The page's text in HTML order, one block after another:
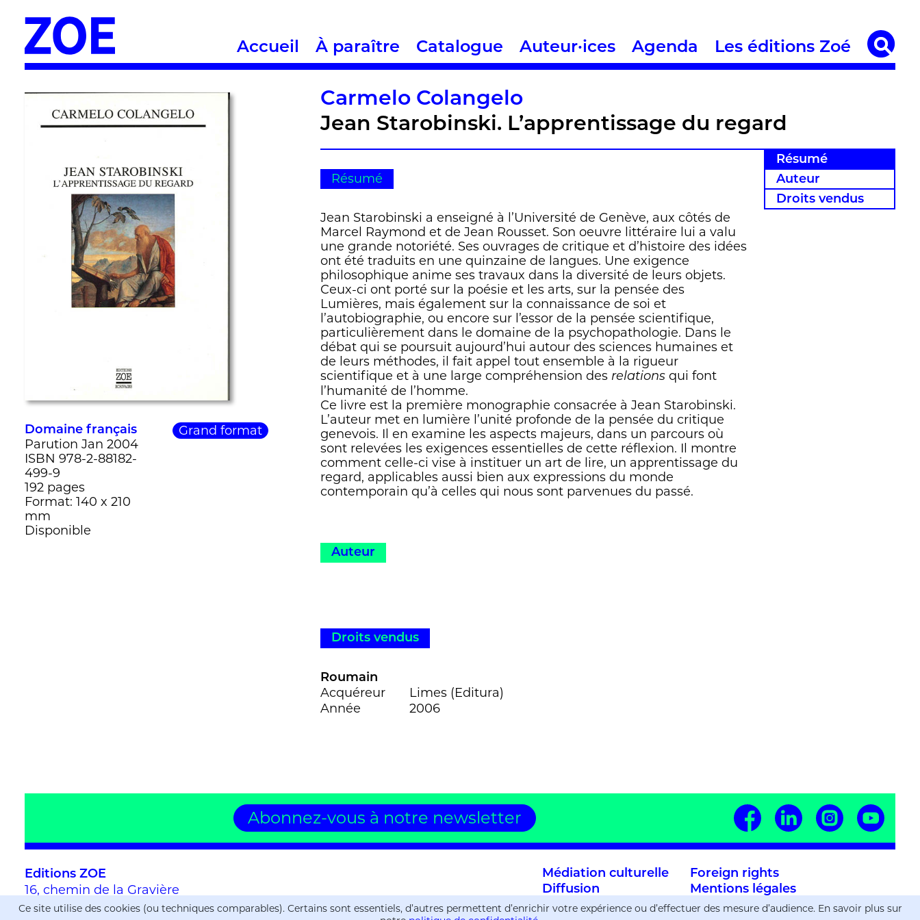
Accueil À paraître Catalogue Auteur·ices Agenda Les éditions Zoé
Domaine français
Parution Jan 2004
ISBN 978-2-88182-
499-9
192 pages
Format: 140 x 210
mm
Disponible
Grand format
Carmelo Colangelo
Jean Starobinski. L’apprentissage du regard
Résumé
Auteur
Droits vendus
Résumé
Jean Starobinski a enseigné à l’Université de Genève, aux côtés de
Marcel Raymond et de Jean Rousset. Son oeuvre littéraire lui a valu
une grande notoriété. Ses ouvrages de critique et d’histoire des idées
ont été traduits en une quinzaine de langues. Une exigence
philosophique anime ses travaux dans la diversité de leurs objets.
Ceux-ci ont porté sur la poésie et les arts, sur la pensée des
Lumières, mais également sur la connaissance de soi et
l’autobiographie, ou encore sur l’essor de la pensée scientifique,
particulièrement dans le domaine de la psychopathologie. Dans le
débat qui se poursuit aujourd’hui autour des sciences humaines et
de leurs méthodes, il fait appel tout ensemble à la rigueur
scientifique et à une large compréhension des relations qui font
l’humanité de l’homme.
Ce livre est la première monographie consacrée à Jean Starobinski.
L’auteur met en lumière l’unité profonde de la pensée du critique
genevois. Il en examine les aspects majeurs, dans un parcours où
sont relevées les exigences essentielles de cette réflexion. Il montre
comment celle-ci vise à instituer un art de lire, un apprentissage du
regard, applicables aussi bien aux expressions du monde
contemporain qu’à celles qui nous sont parvenues du passé.
Auteur
Droits vendus
Roumain
Acquéreur
Limes (Editura)
Année
2006
Abonnez-vous à notre newsletter
Editions ZOE
16, chemin de la Gravière
CH-1225 Chêne-Bourg
Médiation culturelle
Diffusion
Manuscrits
Foreign rights
Mentions légales
Paramètres de confidentialité
Ce site utilise des cookies (ou techniques comparables). Certains sont essentiels, d’autres permettent d’enrichir votre expérience ou d’effectuer des mesure d’audience. En savoir plus sur